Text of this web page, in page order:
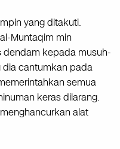
yang ditakuti.
Muntaqim min
dendam kepada musuh-
dia cantumkan pada
semua
keras dilarang.
alat